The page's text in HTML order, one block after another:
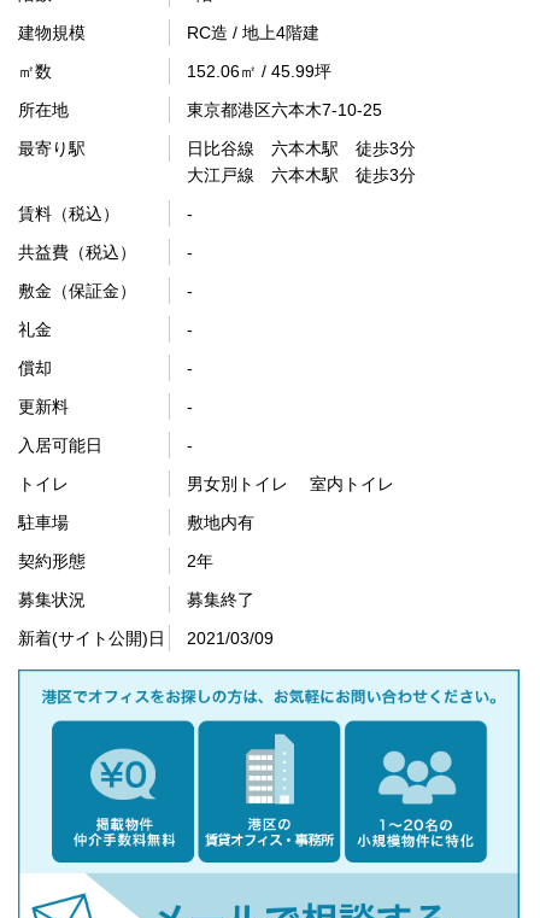
建物規模
RC造 / 地上4階建
㎡数
152.06㎡ / 45.99坪
所在地
東京都港区六本木7-10-25
最寄り駅
日比谷線 六本木駅 徒歩3分
大江戸線 六本木駅 徒歩3分
賃料（税込）
-
共益費（税込）
-
敷金（保証金）
-
礼金
-
償却
-
更新料
-
入居可能日
-
トイレ
男女別トイレ 室内トイレ
駐車場
敷地内有
契約形態
2年
募集状況
募集終了
新着(サイト公開)日
2021/03/09